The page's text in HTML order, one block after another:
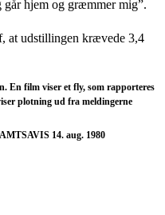
går hjem og græmmer mig”.
at udstillingen krævede 3,4
En film viser et fly, som rapporteres
plotning ud fra meldingerne
14. aug. 1980